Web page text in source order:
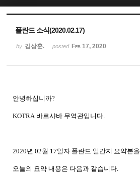
폴란드 소식(2020.02.17)
by 김상훈. posted Feb 17, 2020
안녕하십니까?
KOTRA 바르샤바 무역관입니다.
2020년 02월 17일자 폴란드 일간지 요약본을
오늘의 요약 내용은 다음과 같습니다.
Sketchbook5, 스케치북5